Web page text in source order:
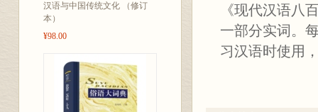
汉语与中国传统文化 （修订
本）
¥98.00
《现代汉语八
一部分实词。
习汉语时使用